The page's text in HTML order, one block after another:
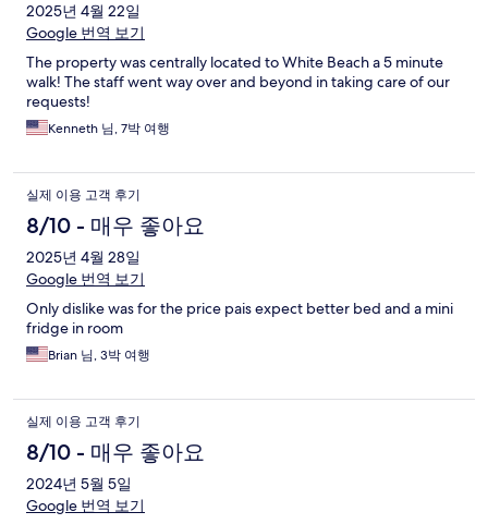
2025년 4월 22일
Google 번역 보기
The property was centrally located to White Beach a 5 minute
walk! The staff went way over and beyond in taking care of our
requests!
Kenneth 님, 7박 여행
실제 이용 고객 후기
8/10 - 매우 좋아요
2025년 4월 28일
Google 번역 보기
Only dislike was for the price pais expect better bed and a mini
fridge in room
Brian 님, 3박 여행
실제 이용 고객 후기
8/10 - 매우 좋아요
2024년 5월 5일
Google 번역 보기